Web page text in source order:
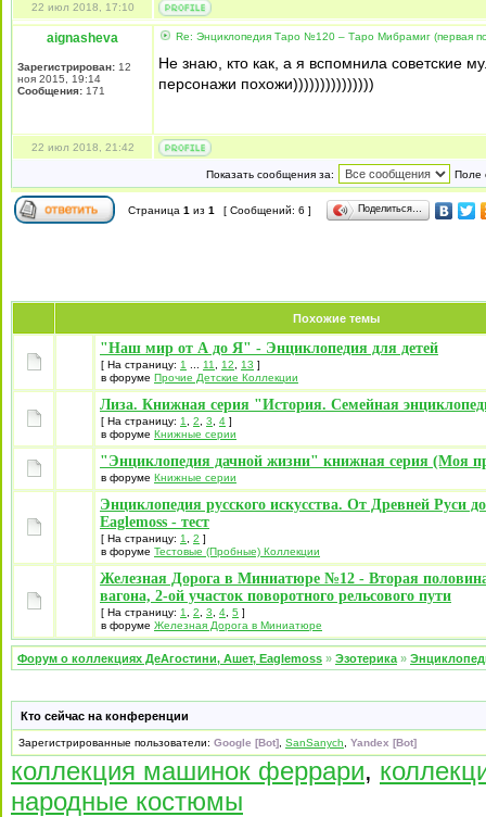
22 июл 2018, 17:10
aignasheva
Зарегистрирован: 12
ноя 2015, 19:14
Сообщения: 171
Re: Энциклопедия Таро №120 – Таро Мибрамиг (первая
Не знаю, кто как, а я вспомнила советские
персонажи похожи)))))))))))))))
22 июл 2018, 21:42
Показать сообщения за: Поле
Страница 1 из 1 [ Сообщений: 6 ] Поделиться…
Похожие темы
"Наш мир от А до Я" - Энциклопедия для детей
[ На страницу: 1 11 12 13 ]
в форуме Прочие Детские Коллекции
Лиза. Книжная серия "История. Семейная
[ На страницу: 1 2 3 4 ]
в форуме Книжные серии
"Энциклопедия дачной жизни" книжная серия (Моя
в форуме Книжные серии
Энциклопедия русского искусства. От Древней Руси
Eaglemoss - тест
[ На страницу: 1 2 ]
в форуме Тестовые (Пробные) Коллекции
Железная Дорога в Миниатюре №12 - Вторая
вагона, 2-ой участок поворотного рельсового пути
[ На страницу: 1 2 3 4 5 ]
в форуме Железная Дорога в Миниатюре
Форум о коллекциях ДеАгостини, Ашет, Eaglemoss » Эзотерика »
Кто сейчас на конференции
Зарегистрированные пользователи: Google [Bot] SanSanych Yandex [Bot]
коллекция машинок феррари,
народные костюмы